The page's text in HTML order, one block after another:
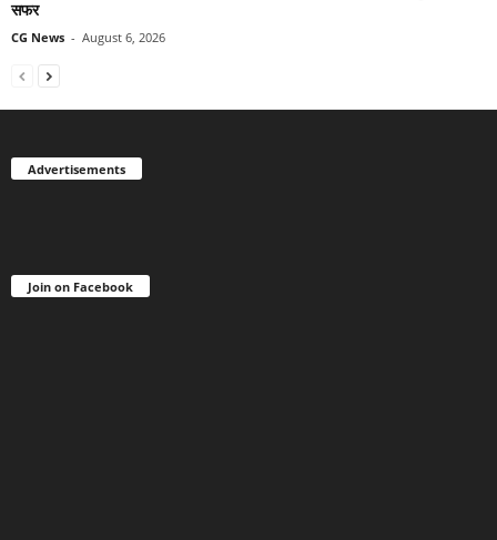
सफर
CG News - August 6, 2026
Advertisements
Join on Facebook